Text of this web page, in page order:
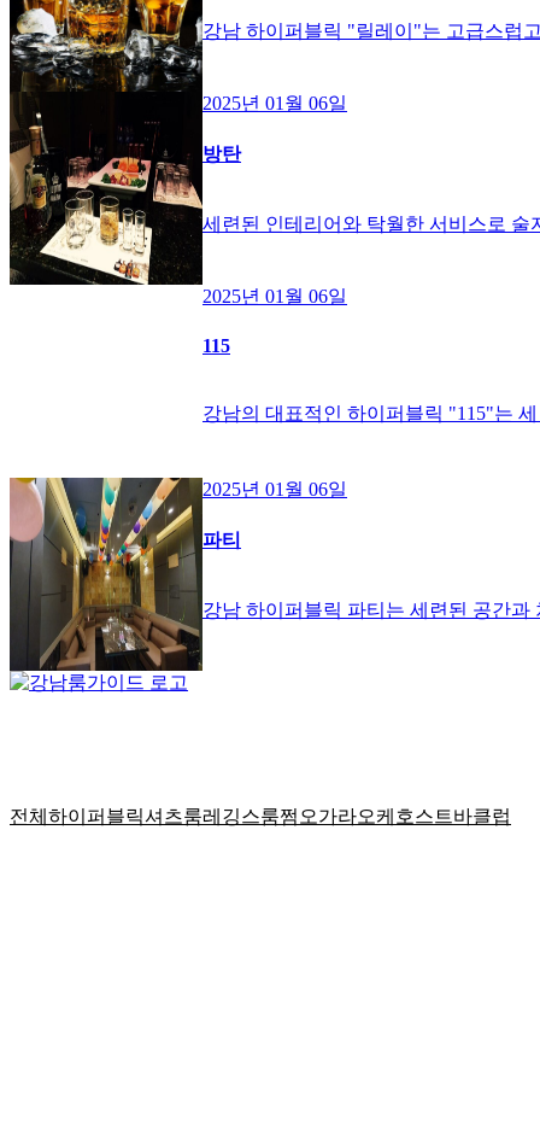
강남 하이퍼블릭 "릴레이"는 고급스럽
2025년 01월 06일
방탄
세련된 인테리어와 탁월한 서비스로
2025년 01월 06일
115
강남의 대표적인 하이퍼블릭 "115"는
2025년 01월 06일
파티
강남 하이퍼블릭 파티는 세련된 공간
전체 하이퍼블릭셔츠룸레깅스룸쩜오가라오케 호스트바클럽